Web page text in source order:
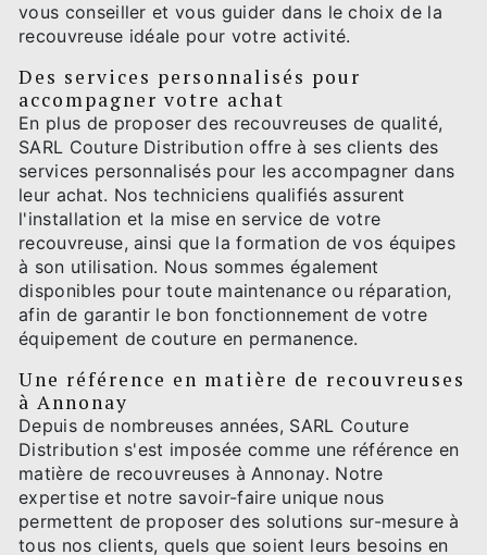
vous conseiller et vous guider dans le choix de la
recouvreuse idéale pour votre activité.
Des services personnalisés pour
accompagner votre achat
En plus de proposer des recouvreuses de qualité,
SARL Couture Distribution offre à ses clients des
services personnalisés pour les accompagner dans
leur achat. Nos techniciens qualifiés assurent
l'installation et la mise en service de votre
recouvreuse, ainsi que la formation de vos équipes
à son utilisation. Nous sommes également
disponibles pour toute maintenance ou réparation,
afin de garantir le bon fonctionnement de votre
équipement de couture en permanence.
Une référence en matière de recouvreuses
à Annonay
Depuis de nombreuses années, SARL Couture
Distribution s'est imposée comme une référence en
matière de recouvreuses à Annonay. Notre
expertise et notre savoir-faire unique nous
permettent de proposer des solutions sur-mesure à
tous nos clients, quels que soient leurs besoins en